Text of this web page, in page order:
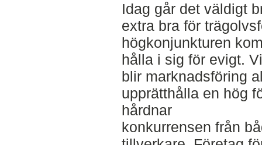
Idag går det väldigt
extra bra för
högkonjunkturen
hålla i sig för evigt.
blir marknadsföring
upprätthålla en hög
hårdnar
konkurrensen från